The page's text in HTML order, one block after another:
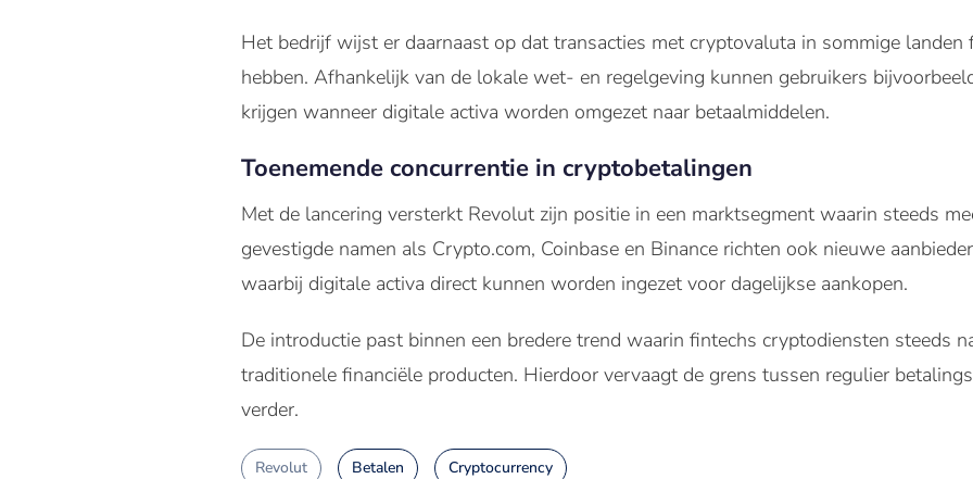
Het bedrijf wijst er daarnaast op dat transacties met cryptovaluta in sommige landen
hebben. Afhankelijk van de lokale wet- en regelgeving kunnen gebruikers
krijgen wanneer digitale activa worden omgezet naar betaalmiddelen.
Toenemende concurrentie in cryptobetalingen
Met de lancering versterkt Revolut zijn positie in een marktsegment waarin steeds
gevestigde namen als Crypto.com, Coinbase en Binance richten ook nieuwe
waarbij digitale activa direct kunnen worden ingezet voor dagelijkse aankopen.
De introductie past binnen een bredere trend waarin fintechs cryptodiensten steeds
traditionele financiële producten. Hierdoor vervaagt de grens tussen regulier
verder.
Revolut Betalen Cryptocurrency